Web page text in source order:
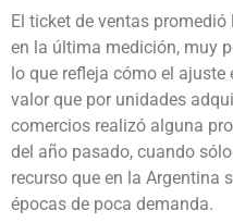
El ticket de ventas
en la última medición, muy
lo que refleja cómo el
valor que por unidades
comercios realizó alguna
del año pasado, cuando
recurso que en la Argentina
épocas de poca demanda.